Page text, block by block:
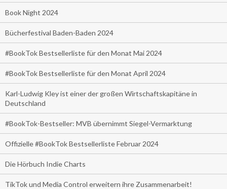
Book Night 2024
Bücherfestival Baden-Baden 2024
#BookTok Bestsellerliste für den Monat Mai 2024
#BookTok Bestsellerliste für den Monat April 2024
Karl-Ludwig Kley ist einer der großen Wirtschaftskapitäne in
Deutschland
#BookTok-Bestseller: MVB übernimmt Siegel-Vermarktung
Offizielle #BookTok Bestsellerliste Februar 2024
Die Hörbuch Indie Charts
TikTok und Media Control erweitern ihre Zusammenarbeit!